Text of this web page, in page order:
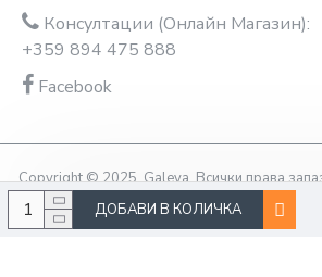
ДОБАВИ В КОЛИЧКА
Консултации (Онлайн Магазин):
+359 894 475 888
Facebook
Copyright © 2025, Galeya, Всички права
оптимизация